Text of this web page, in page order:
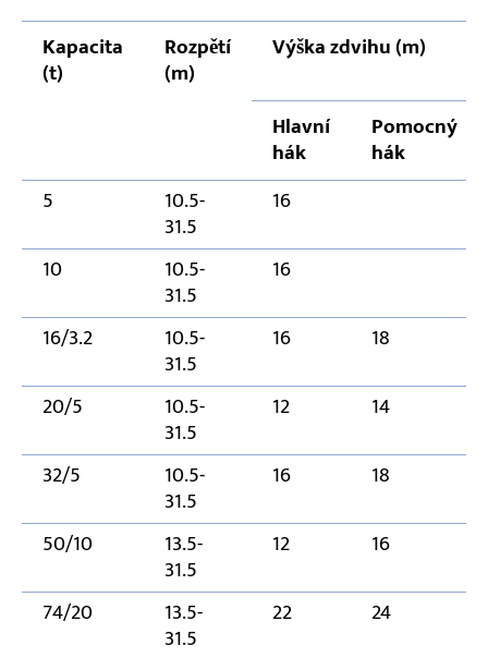
Kapacita
(t)
Rozpětí
(m)
Výška zdvihu (m)
Hlavní
hák
Pomocný
hák
5
10.5-
31.5
16
10 10.5-
31.5
16
16/3.2 10.5-
31.5
16 18
20/5 10.5-
31.5
12 14
32/5 10.5-
31.5
16 18
50/10 13.5-
31.5
12 16
74/20 13.5-
31.5
22 24